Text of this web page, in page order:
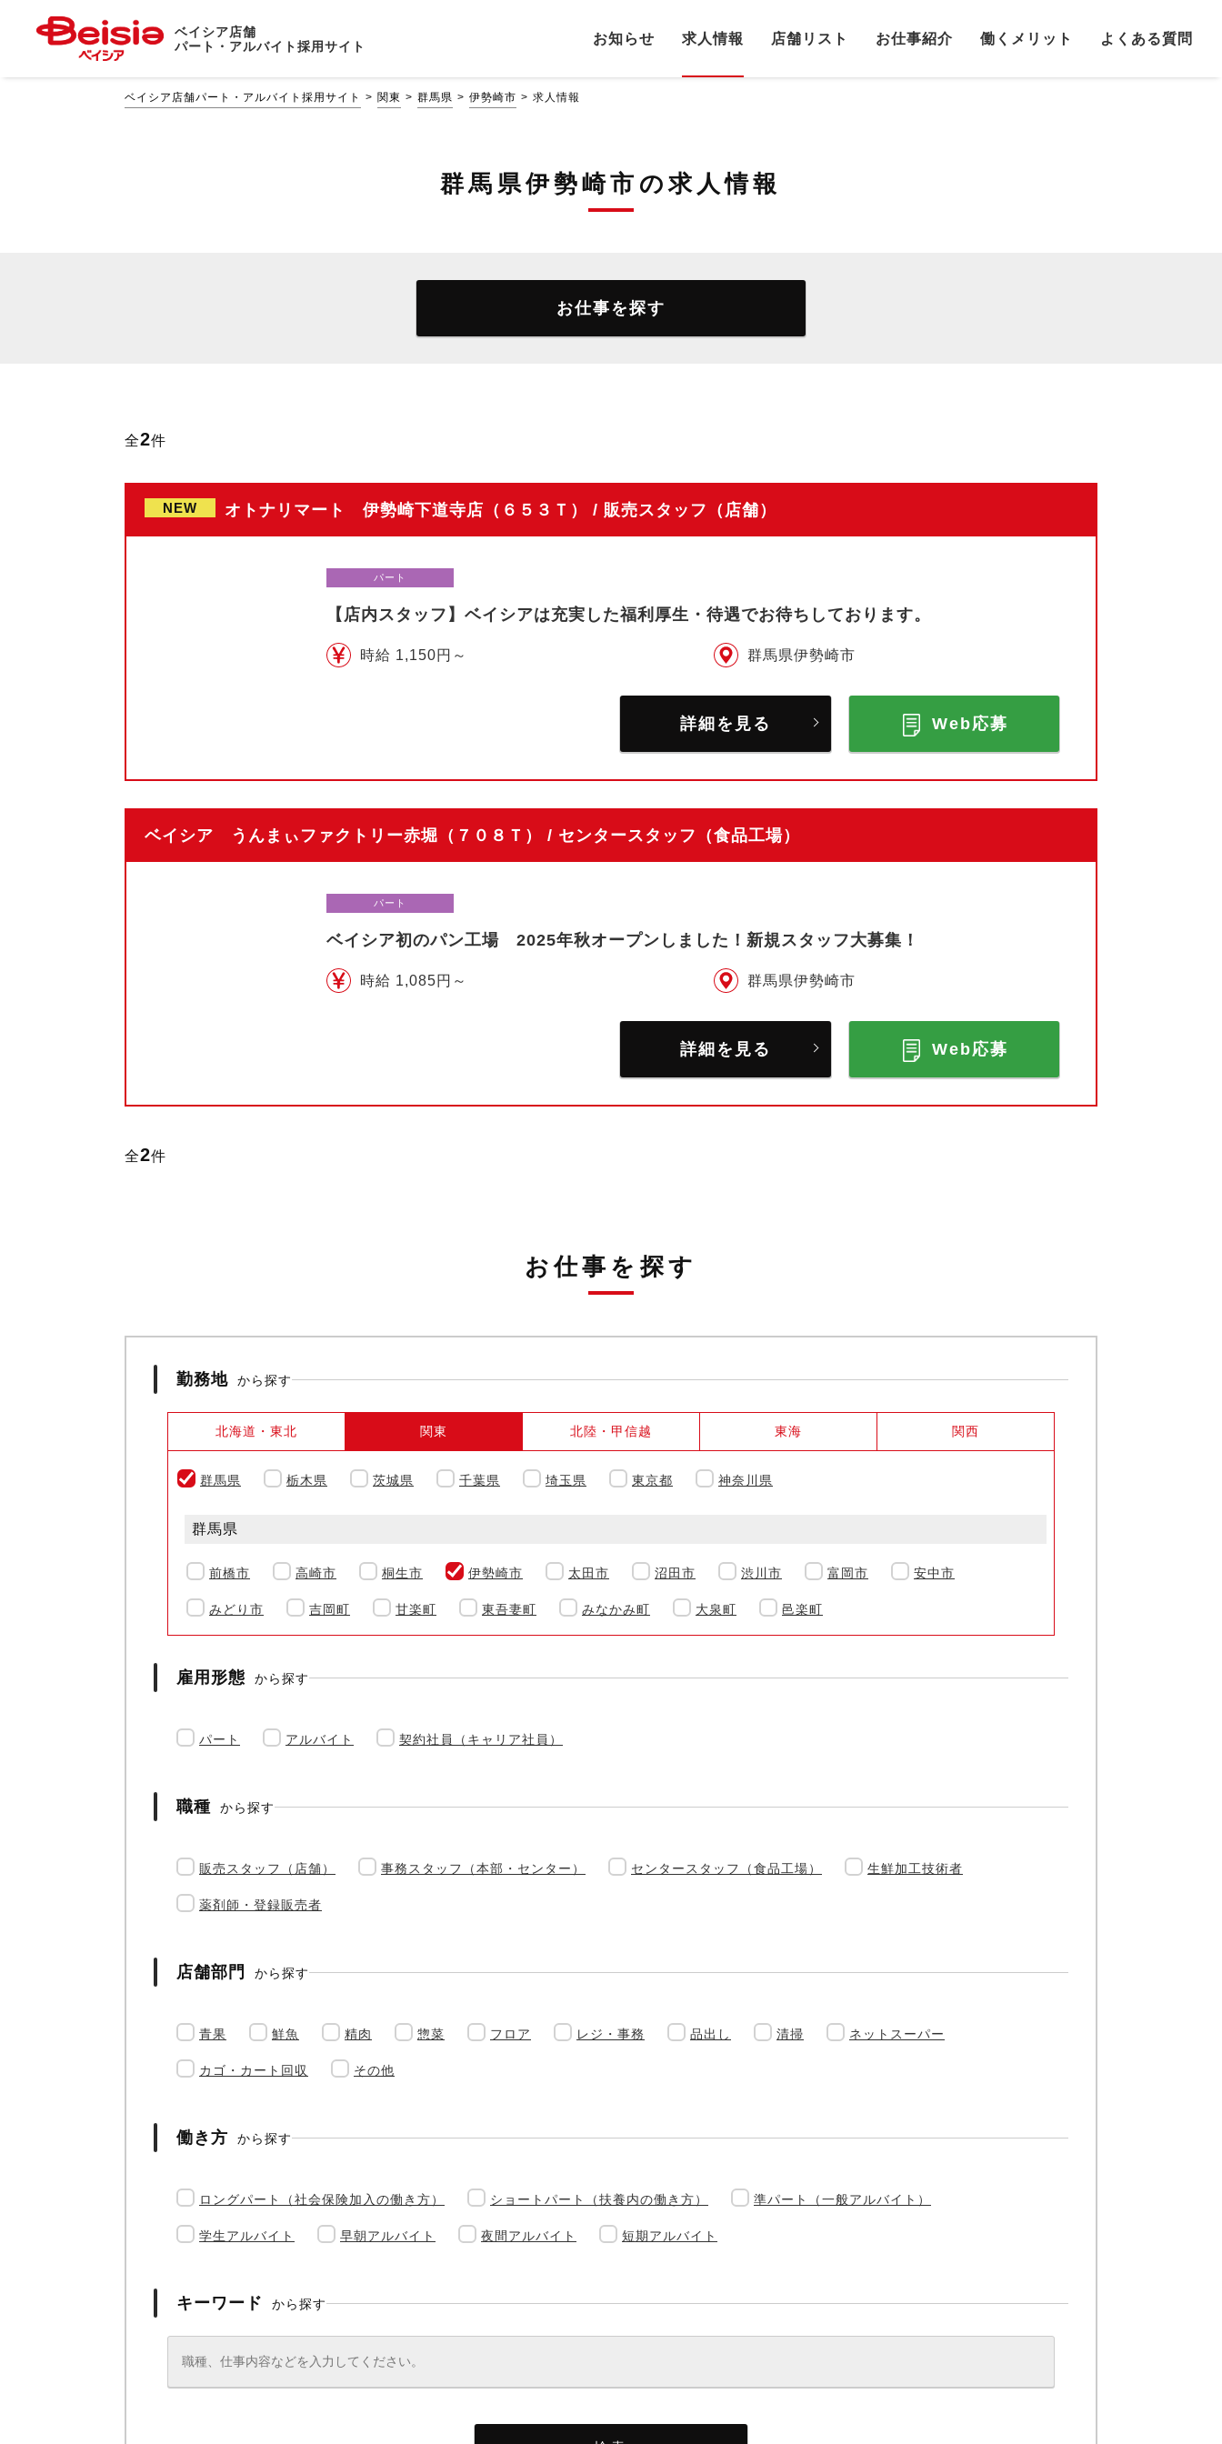
ベイシア店舗
パート・アルバイト採用サイト
お知らせ 求人情報 店舗リスト お仕事紹介 働くメリット よくある質問
ベイシア店舗パート・アルバイト採用サイト 関東 群馬県 伊勢崎市 求人情報
群馬県伊勢崎市の求人情報
お仕事を探す
全2件
NEW オトナリマート 伊勢崎下道寺店（６５３Ｔ） / 販売スタッフ（店舗）
パート
【店内スタッフ】ベイシアは充実した福利厚生・待遇でお待ちしております。
時給 1,150円～ 群馬県伊勢崎市
詳細を見る Web応募
ベイシア うんまぃファクトリー赤堀（７０８Ｔ） / センタースタッフ（食品工場）
パート
ベイシア初のパン工場 2025年秋オープンしました！新規スタッフ大募集！
時給 1,085円～ 群馬県伊勢崎市
詳細を見る Web応募
全2件
お仕事を探す
勤務地 から探す
北海道・東北 関東 北陸・甲信越 東海 関西
群馬県 栃木県 茨城県 千葉県 埼玉県 東京都 神奈川県
群馬県
前橋市 高崎市 桐生市 伊勢崎市 太田市 沼田市 渋川市 富岡市 安中市
みどり市 吉岡町 甘楽町 東吾妻町 みなかみ町 大泉町 邑楽町
雇用形態 から探す
パート アルバイト 契約社員（キャリア社員）
職種 から探す
販売スタッフ（店舗） 事務スタッフ（本部・センター） センタースタッフ（食品工場） 生鮮加工技術者
薬剤師・登録販売者
店舗部門 から探す
青果 鮮魚 精肉 惣菜 フロア レジ・事務 品出し 清掃 ネットスーパー
カゴ・カート回収 その他
働き方 から探す
ロングパート（社会保険加入の働き方） ショートパート（扶養内の働き方） 準パート（一般アルバイト）
学生アルバイト 早朝アルバイト 夜間アルバイト 短期アルバイト
キーワード から探す